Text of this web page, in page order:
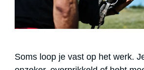
Soms loop je vast op het werk.